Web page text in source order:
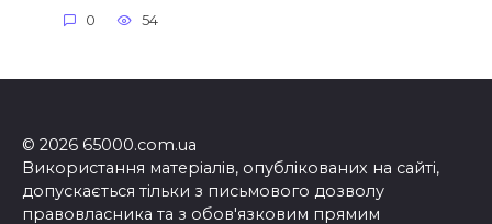
0 54
© 2026 65000.com.ua
Використання матеріалів, опублікованих на сайті,
допускається тільки з письмового дозволу
правовласника та з обов'язковим прямим